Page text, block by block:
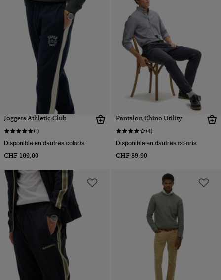
Joggers Athletic Club
(1)
Disponible en dautres coloris
CHF 109,00
Pantalon Chino Utility
(4)
Disponible en dautres coloris
CHF 89,90